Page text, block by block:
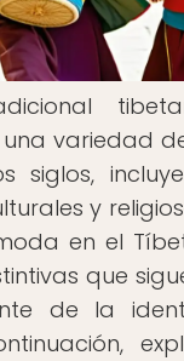
variedad
siglos,
y
en el
que
de la